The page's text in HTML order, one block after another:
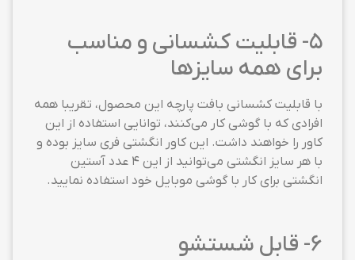
5- قابلیت کشسانی و مناسب
برای همه سایزها
با قابلیت کشسانی بافت پارچه این محصول، تقریبا همه
افرادی که با گوشی کار می‌کنند، توانایی استفاده از این
کاور را خواهند داشت. این کاور انگشتی فری سایز بوده و
با هر سایز انگشتی می‌توانید از این 4 عدد آستین
انگشتی برای کار با گوشی موبایل خود استفاده نمایید.
6- قابل شستشو